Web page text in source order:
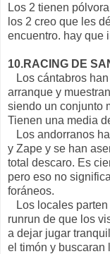
Los 2 tienen
los 2 creo que les
encuentro. hay que
10.RACING DE
Los cántabros
arranque y
siendo un conjunto
Tienen una media
Los andorranos
y Zape y se han
total descaro. Es
pero eso no
foráneos.
Los locales parten
runrun de que los
a dejar jugar
el timón y buscaran